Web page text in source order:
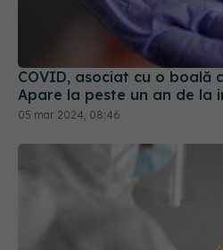
COVID, asociat cu o boală
Apare la peste un an de la